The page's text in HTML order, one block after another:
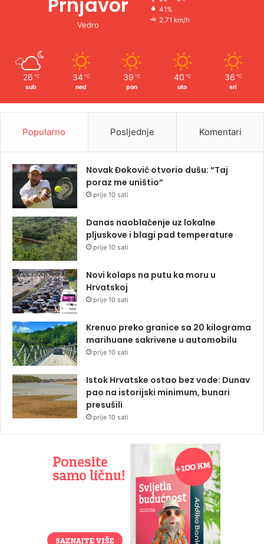
Vedro
41%
2.71 km/h
26 ℃
sub
34 ℃
ned
39 ℃
pon
40 ℃
uto
36 ℃
sri
Popularno Posljednje Komentari
Novak Đoković otvorio dušu: “Taj
poraz me uništio”
prije 10 sati
Danas naoblačenje uz lokalne
pljuskove i blagi pad temperature
prije 10 sati
Novi kolaps na putu ka moru u
Hrvatskoj
prije 10 sati
Krenuo preko granice sa 20 kilograma
marihuane sakrivene u automobilu
prije 10 sati
Istok Hrvatske ostao bez vode: Dunav
pao na istorijski minimum, bunari
presušili
prije 10 sati